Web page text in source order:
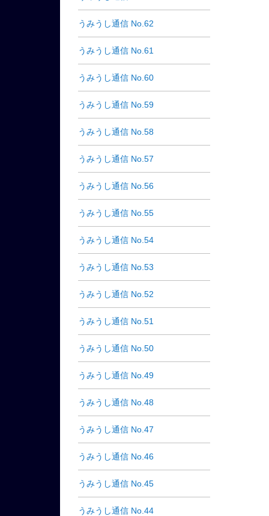
うみうし通信 No.62
うみうし通信 No.61
うみうし通信 No.60
うみうし通信 No.59
うみうし通信 No.58
うみうし通信 No.57
うみうし通信 No.56
うみうし通信 No.55
うみうし通信 No.54
うみうし通信 No.53
うみうし通信 No.52
うみうし通信 No.51
うみうし通信 No.50
うみうし通信 No.49
うみうし通信 No.48
うみうし通信 No.47
うみうし通信 No.46
うみうし通信 No.45
うみうし通信 No.44